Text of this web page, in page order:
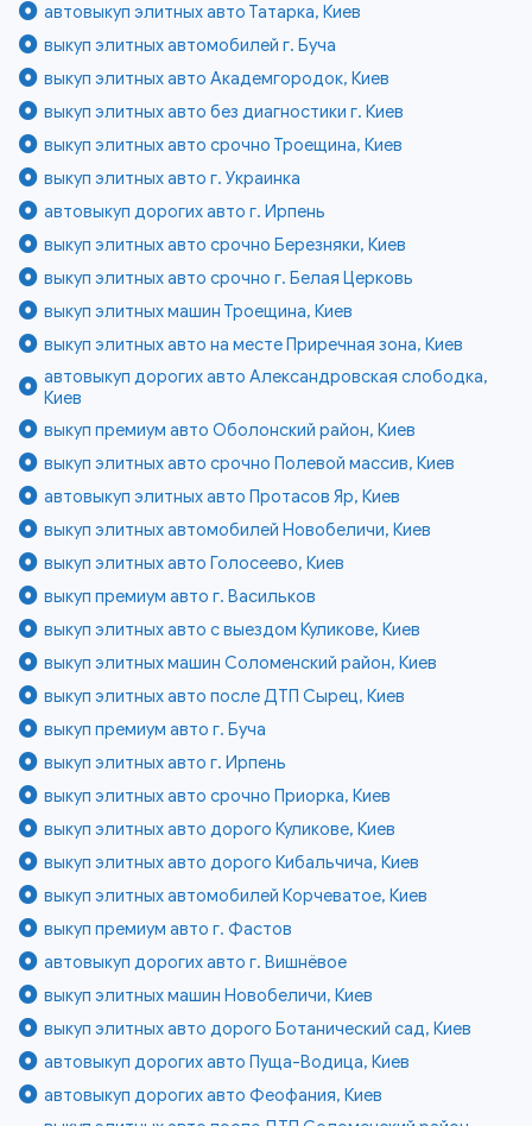
автовыкуп элитных авто Татарка, Киев
выкуп элитных автомобилей г. Буча
выкуп элитных авто Академгородок, Киев
выкуп элитных авто без диагностики г. Киев
выкуп элитных авто срочно Троещина, Киев
выкуп элитных авто г. Украинка
автовыкуп дорогих авто г. Ирпень
выкуп элитных авто срочно Березняки, Киев
выкуп элитных авто срочно г. Белая Церковь
выкуп элитных машин Троещина, Киев
выкуп элитных авто на месте Приречная зона, Киев
автовыкуп дорогих авто Александровская слободка,
Киев
выкуп премиум авто Оболонский район, Киев
выкуп элитных авто срочно Полевой массив, Киев
автовыкуп элитных авто Протасов Яр, Киев
выкуп элитных автомобилей Новобеличи, Киев
выкуп элитных авто Голосеево, Киев
выкуп премиум авто г. Васильков
выкуп элитных авто с выездом Куликове, Киев
выкуп элитных машин Соломенский район, Киев
выкуп элитных авто после ДТП Сырец, Киев
выкуп премиум авто г. Буча
выкуп элитных авто г. Ирпень
выкуп элитных авто срочно Приорка, Киев
выкуп элитных авто дорого Куликове, Киев
выкуп элитных авто дорого Кибальчича, Киев
выкуп элитных автомобилей Корчеватое, Киев
выкуп премиум авто г. Фастов
автовыкуп дорогих авто г. Вишнёвое
выкуп элитных машин Новобеличи, Киев
выкуп элитных авто дорого Ботанический сад, Киев
автовыкуп дорогих авто Пуща-Водица, Киев
автовыкуп дорогих авто Феофания, Киев